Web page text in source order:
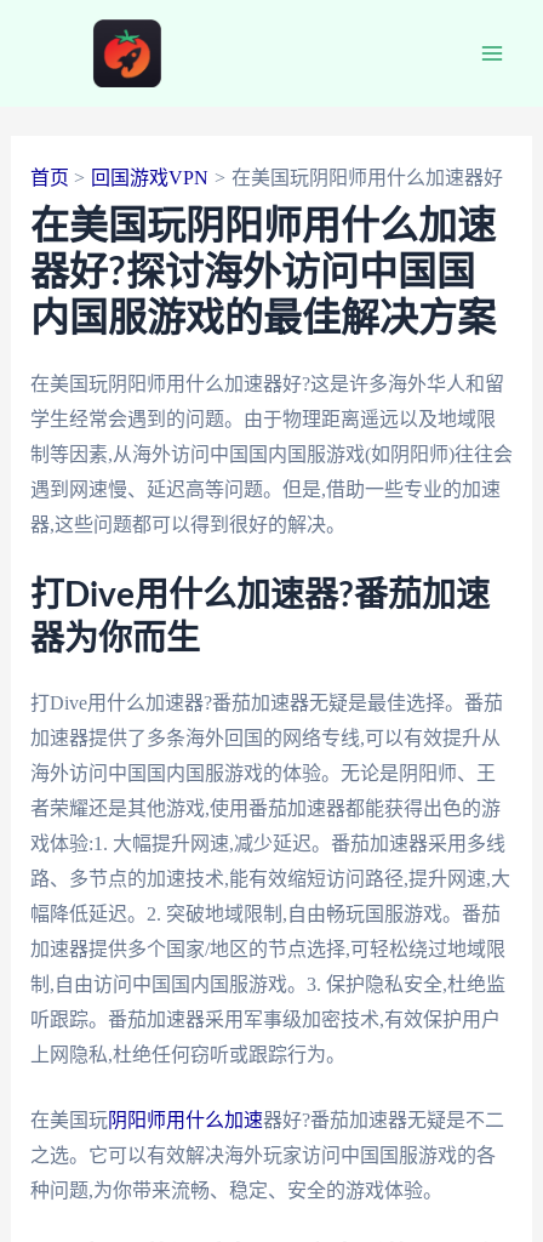
首页 回国游戏VPN 在美国玩阴阳师用什么加速器好
在美国玩阴阳师用什么加速
器好?探讨海外访问中国国
内国服游戏的最佳解决方案
在美国玩阴阳师用什么加速器好?这是许多海外华人和留
学生经常会遇到的问题。由于物理距离遥远以及地域限
制等因素,从海外访问中国国内国服游戏(如阴阳师)往往会
遇到网速慢、延迟高等问题。但是,借助一些专业的加速
器,这些问题都可以得到很好的解决。
打Dive用什么加速器?番茄加速
器为你而生
打Dive用什么加速器?番茄加速器无疑是最佳选择。番茄
加速器提供了多条海外回国的网络专线,可以有效提升从
海外访问中国国内国服游戏的体验。无论是阴阳师、王
者荣耀还是其他游戏,使用番茄加速器都能获得出色的游
戏体验:1. 大幅提升网速,减少延迟。番茄加速器采用多线
路、多节点的加速技术,能有效缩短访问路径,提升网速,大
幅降低延迟。2. 突破地域限制,自由畅玩国服游戏。番茄
加速器提供多个国家/地区的节点选择,可轻松绕过地域限
制,自由访问中国国内国服游戏。3. 保护隐私安全,杜绝监
听跟踪。番茄加速器采用军事级加密技术,有效保护用户
上网隐私,杜绝任何窃听或跟踪行为。
在美国玩阴阳师用什么加速器好?番茄加速器无疑是不二
之选。它可以有效解决海外玩家访问中国国服游戏的各
种问题,为你带来流畅、稳定、安全的游戏体验。